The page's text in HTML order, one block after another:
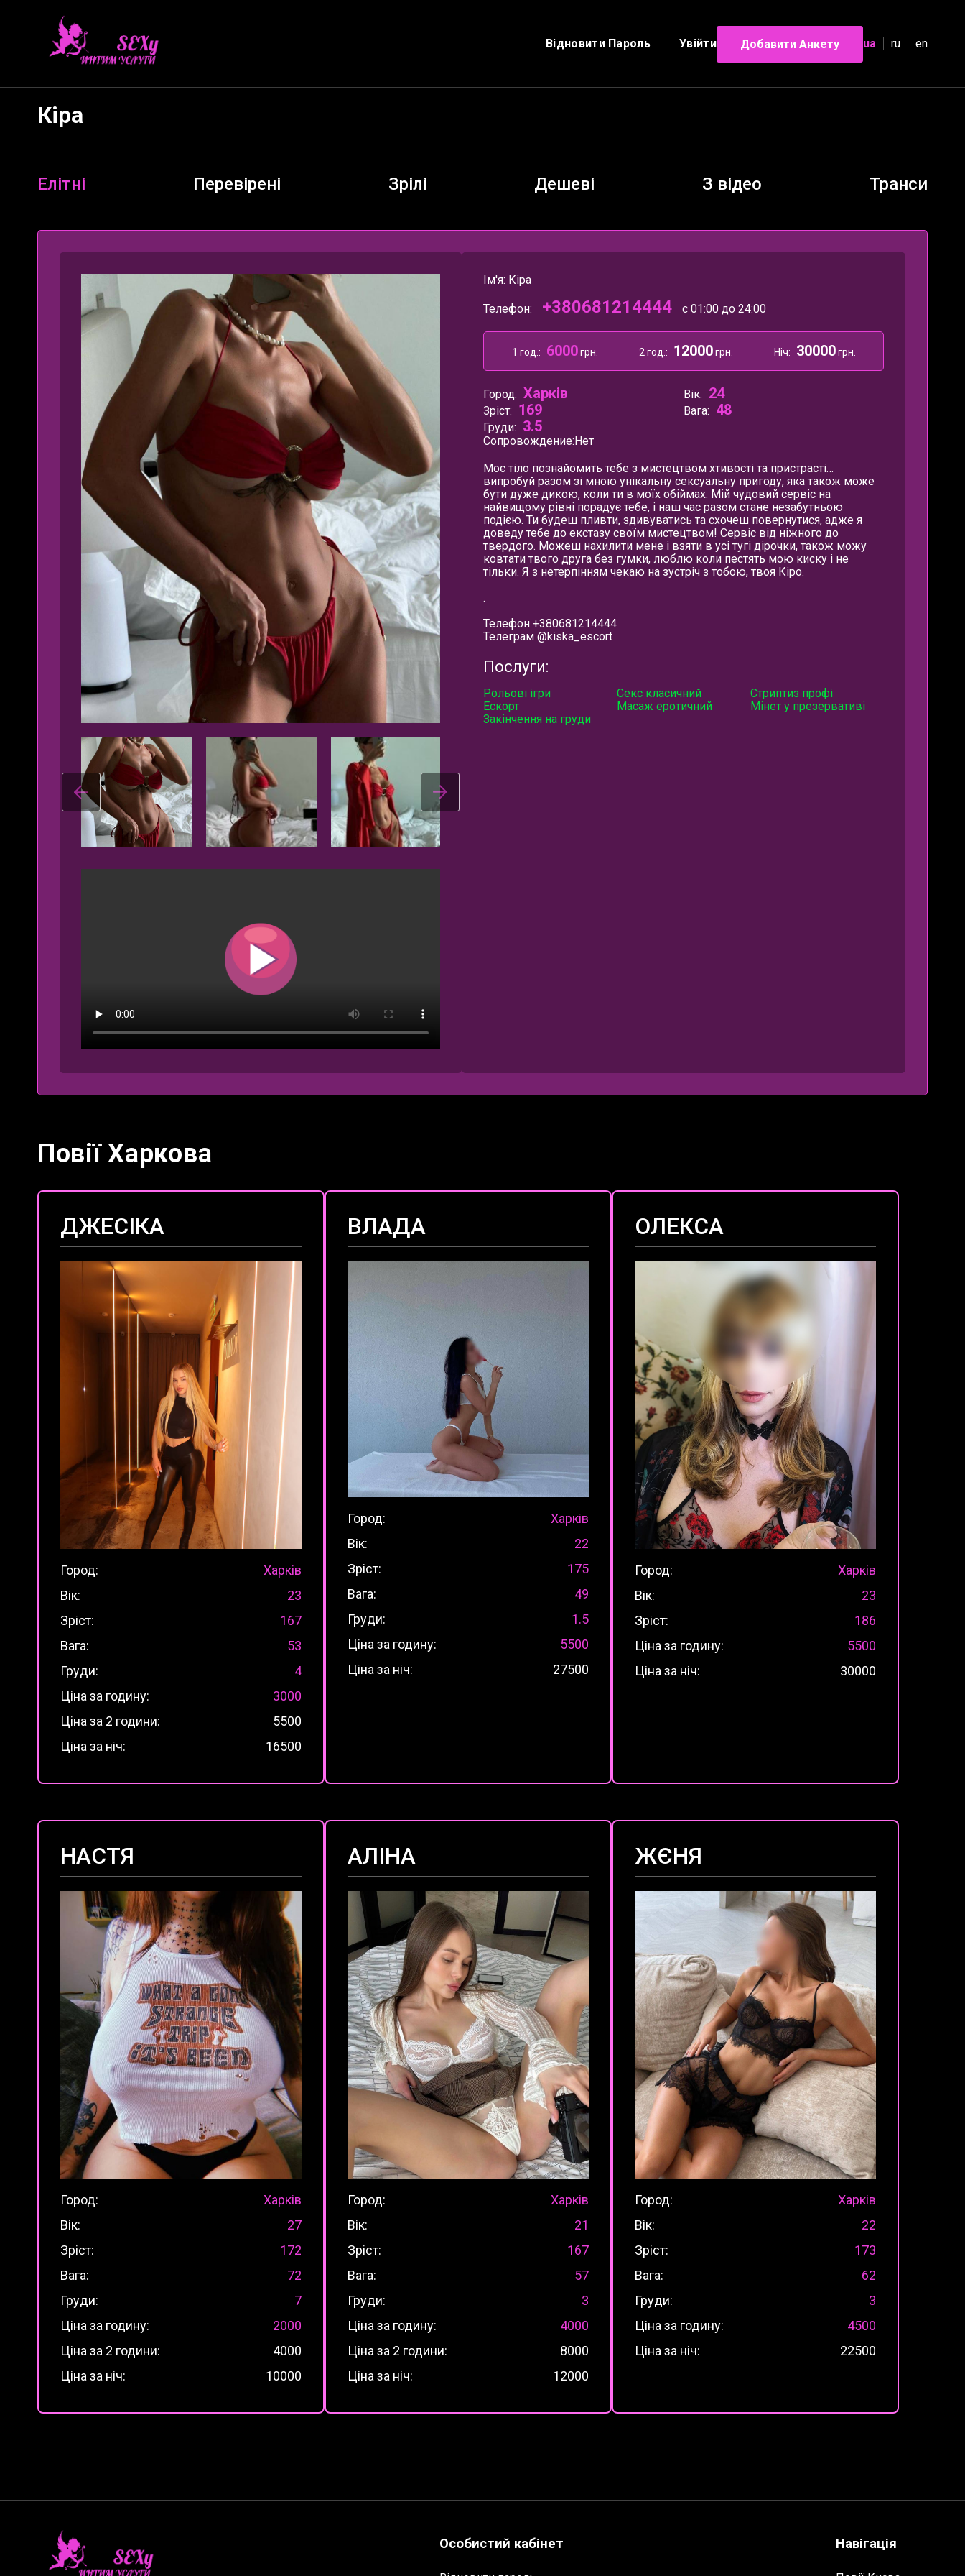
Відновити Пароль Увійти Добавити Анкету ua ru en
Кіра
Елітні Перевірені Зрілі Дешеві З відео Транси
Ім'я: Кіра
Телефон: +380681214444 с 01:00 до 24:00
1 год.: 6000грн. 2 год.: 12000грн. Ніч: 30000грн.
Город: Харків Вік: 24
Зріст: 169 Вага: 48
Груди: 3.5
Сопровождение:Нет
Моє тіло познайомить тебе з мистецтвом хтивості та пристрасті…
випробуй разом зі мною унікальну сексуальну пригоду, яка також може
бути дуже дикою, коли ти в моїх обіймах. Мій чудовий сервіс на
найвищому рівні порадує тебе, і наш час разом стане незабутньою
подією. Ти будеш пливти, здивуватись та схочеш повернутися, адже я
доведу тебе до екстазу своїм мистецтвом! Сервіс від ніжного до
твердого. Можеш нахилити мене і взяти в усі тугі дірочки, також можу
ковтати твого друга без гумки, люблю коли пестять мою киску і не
тільки. Я з нетерпінням чекаю на зустріч з тобою, твоя Кіро.
.
Телефон +380681214444
Телеграм @kiska_escort
Послуги:
Рольові ігри Секс класичний
Стриптиз профі
Ескорт
Масаж еротичний
Мінет у презервативі
Закінчення на груди
Повії Харкова
ДЖЕСІКА
Город:
Харків
Вік:
23
Зріст:
167
Вага:
53
Груди:
4
Ціна за годину:
3000
Ціна за 2 години:
5500
Ціна за ніч:
16500
ВЛАДА
Город:
Харків
Вік:
22
Зріст:
175
Вага:
49
Груди:
1.5
Ціна за годину:
5500
Ціна за ніч:
27500
ОЛЕКСА
Город:
Харків
Вік:
23
Зріст:
186
Ціна за годину:
5500
Ціна за ніч:
30000
НАСТЯ
Город:
Харків
Вік:
27
Зріст:
172
Вага:
72
Груди:
7
Ціна за годину:
2000
Ціна за 2 години:
4000
Ціна за ніч:
10000
АЛІНА
Город:
Харків
Вік:
21
Зріст:
167
Вага:
57
Груди:
3
Ціна за годину:
4000
Ціна за 2 години:
8000
Ціна за ніч:
12000
ЖЄНЯ
Город:
Харків
Вік:
22
Зріст:
173
Вага:
62
Груди:
3
Ціна за годину:
4500
Ціна за ніч:
22500
Особистий кабінет Навігація